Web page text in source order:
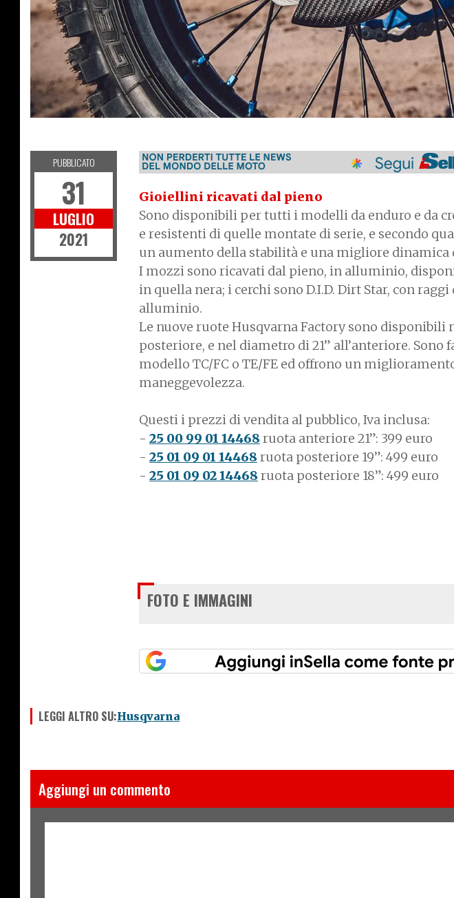
Gioiellini ricavati dal pieno
Sono disponibili per tutti i modelli da enduro e da
e resistenti di quelle montate di serie, e secondo
un aumento della stabilità e una migliore dinamica
I mozzi sono ricavati dal pieno, in alluminio,
in quella nera; i cerchi sono D.I.D. Dirt Star, con
alluminio.
Le nuove ruote Husqvarna Factory sono disponibili
posteriore, e nel diametro di 21” all’anteriore.
modello TC/FC o TE/FE ed offrono un
maneggevolezza.
Questi i prezzi di vendita al pubblico, Iva inclusa:
- 25 00 99 01 14468ruota anteriore 21”: 399 euro
- 25 01 09 01 14468ruota posteriore 19”: 499 euro
- 25 01 09 02 14468ruota posteriore 18”: 499 euro
FOTO E IMMAGINI
PUBBLICATO
31
LUGLIO
2021
LEGGI ALTRO SU:Husqvarna
Aggiungi un commento